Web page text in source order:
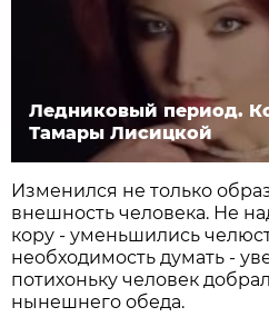
Ледниковый период.
Тамары Лисицкой
Изменился не только
внешность человека. Не
кору - уменьшились
необходимость думать -
потихоньку человек
нынешнего обеда.